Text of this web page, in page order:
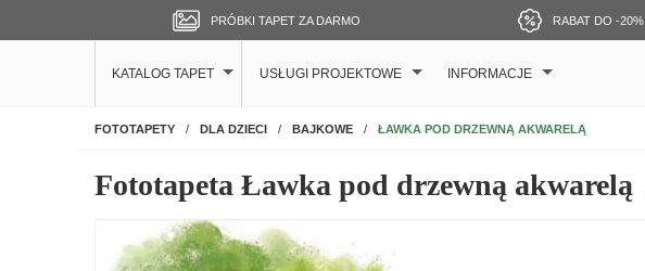
PRÓBKI TAPET ZA DARMO RABAT DO -20%
KATALOG TAPET USŁUGI PROJEKTOWE INFORMACJE
FOTOTAPETYNA ŚCIANĘ
DLA DZIECI BAJKOWE ŁAWKA POD DRZEWNĄ AKWARELĄ
Fototapeta Ławka pod drzewną akwarelą